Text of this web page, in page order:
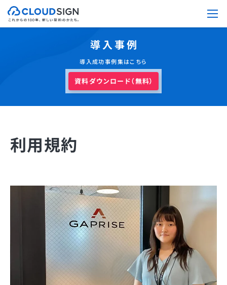
導入事例
導入成功事例集はこちら
資料ダウンロード（無料）
利用規約